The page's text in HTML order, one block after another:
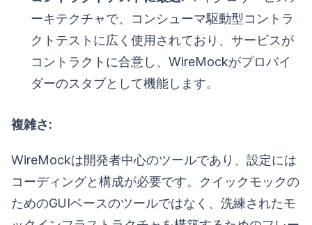
ーキテクチャで、コンシューマ駆動型コントラ
クトテストに広く使用されており、サービスが
コントラクトに合意し、WireMockがプロバイ
ダーのスタブとして機能します。
複雑さ:
WireMockは開発者中心のツールであり、設定には
コーディングと構成が必要です。クイックモックの
ためのGUIベースのツールではなく、洗練されたモ